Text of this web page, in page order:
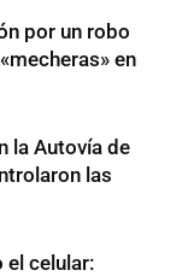
por un robo
en
la Autovía de
las
el celular: